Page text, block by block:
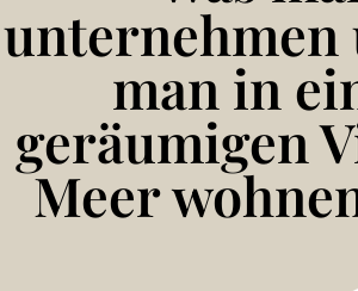
unternehmen
man in
geräumigen
Meer